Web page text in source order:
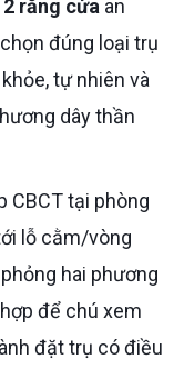
răng cửa an
đúng loại trụ
tự nhiên và
dây thần
lỗ cằm/vòng
hai phương
để chú xem
đặt trụ có điều